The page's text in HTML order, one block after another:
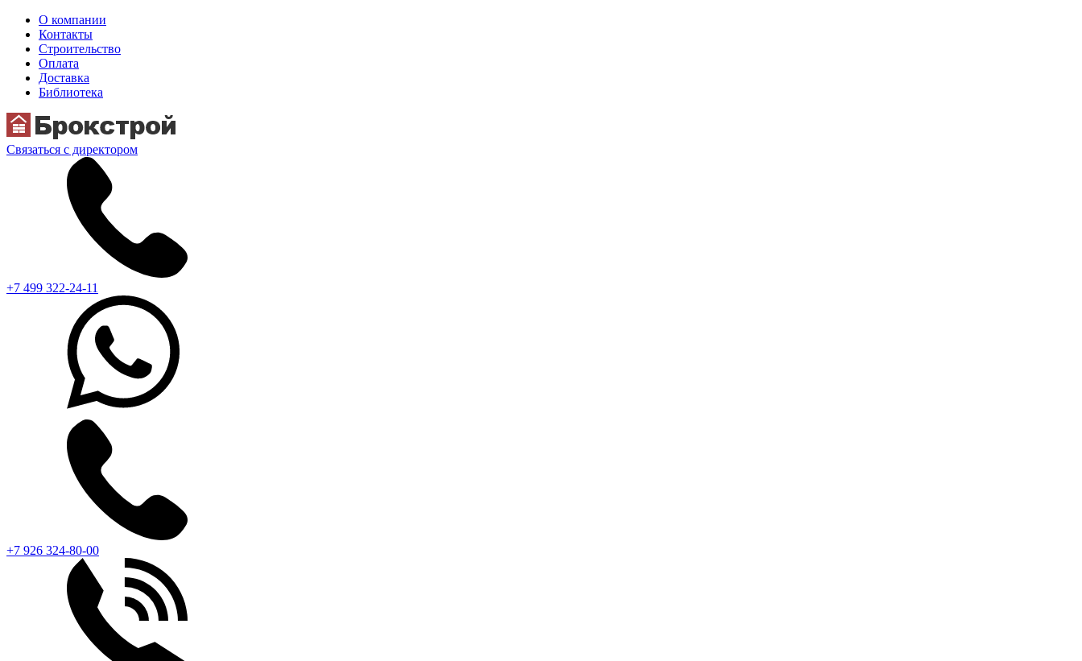
О компании
Контакты
Строительство
Оплата
Доставка
Библиотека
Связаться с директором
+7 499 322-24-11
+7 926 324-80-00